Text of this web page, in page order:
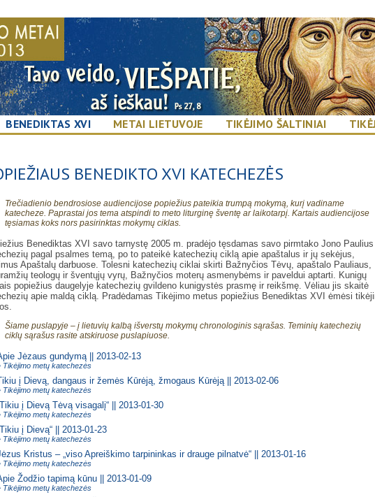
BENEDIKTAS XVI METAI LIETUVOJE TIKĖJIMO ŠALTINIAI
BENEDIKTO XVI KATECHEZĖS
Trečiadienio bendrosiose audiencijose popiežius pateikia trumpą mokymą, kurį vadiname
katecheze. Paprastai jos tema atspindi to meto liturginę šventę ar laikotarpį. Kartais audiencijose
tęsiamas koks nors pasirinktas mokymų ciklas.
Benediktas XVI savo tarnystę 2005 m. pradėjo tęsdamas savo pirmtako Jono Paulius
pagal psalmes temą, po to pateikė katechezių ciklą apie apaštalus ir jų sekėjus,
Apaštalų darbuose. Tolesni katechezių ciklai skirti Bažnyčios Tėvų, apaštalo Pauliaus,
teologų ir šventųjų vyrų, Bažnyčios moterų asmenybėms ir paveldui aptarti. Kunigų
popiežius daugelyje katechezių gvildeno kunigystės prasmę ir reikšmę. Vėliau jis skaitė
apie maldą ciklą. Pradėdamas Tikėjimo metus popiežius Benediktas XVI ėmėsi
Šiame puslapyje – į lietuvių kalbą išverstų mokymų chronologinis sąrašas. Teminių katechezių
ciklų sąrašus rasite atskiruose puslapiuose.
Jėzaus gundymą || 2013-02-13
Tikėjimo metų katechezės
į Dievą, dangaus ir žemės Kūrėją, žmogaus Kūrėją || 2013-02-06
Tikėjimo metų katechezės
į Dievą Tėvą visagalį“ || 2013-01-30
Tikėjimo metų katechezės
į Dievą“ || 2013-01-23
Tikėjimo metų katechezės
Kristus – „viso Apreiškimo tarpininkas ir drauge pilnatvė“ || 2013-01-16
Tikėjimo metų katechezės
Žodžio tapimą kūnu || 2013-01-09
Tikėjimo metų katechezės